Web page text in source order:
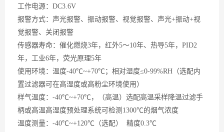
工作电源： DC3.6V
报警方式：声光报警、振动报警、视觉报警、声光+振动+视
觉报警、关闭报警
传感器寿命： 催化燃烧3年，红外5～10年、热导5年，PID2
年， 工业6年， 荧光原理5年
使用环境：温度-40℃~+70℃；相对湿度≤0-99%RH（选配内
置过滤器可在高湿度或高粉尘环境使用）
样气温度： -40℃~+70℃， （高温） 选配高温采样降温过滤手
柄或高温高湿度预处理系统可检测 1300℃的烟气浓度
温度测量： -40℃~+120℃（选配） 精度0.3℃